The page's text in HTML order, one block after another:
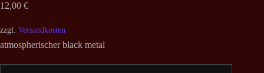
12,00 €
zzgl. Versandkosten
atmospherischer black metal